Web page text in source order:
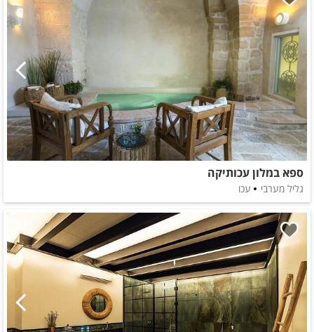
ספא במלון עכותיקה
גליל מערבי עכו